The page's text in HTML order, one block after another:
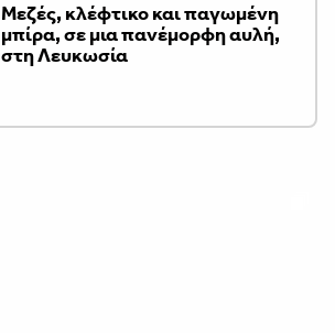
Μεζές, κλέφτικο και παγωμένη
μπίρα, σε μια πανέμορφη αυλή,
στη Λευκωσία